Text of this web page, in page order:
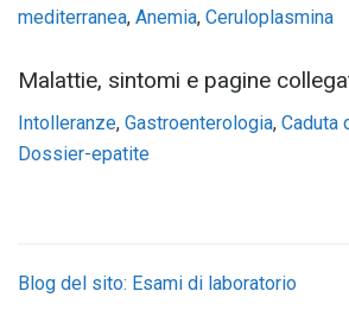
mediterranea, Anemia, Ceruloplasmina
Malattie, sintomi e pagine
Intolleranze, Gastroenterologia, Caduta
Dossier-epatite
Blog del sito: Esami di laboratorio